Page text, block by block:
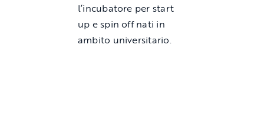
l’incubatore per start
up e spin off nati in
ambito universitario.